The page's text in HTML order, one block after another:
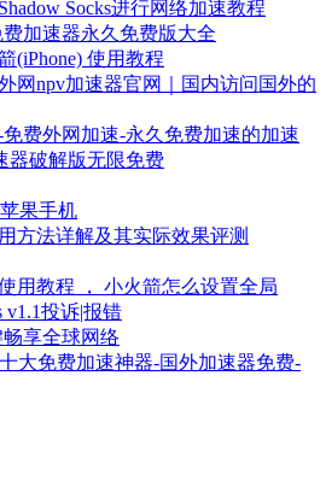
Socks进行网络加速教程
加速器永久免费版大全
(iPhone) 使用教程
网npv加速器官网｜国内访问国外的
费外网加速-永久免费加速的加速
器破解版无限免费
果手机
方法详解及其实际效果评测
用教程 ， 小火箭怎么设置全局
v1.1投诉|报错
享全球网络
大免费加速神器-国外加速器免费-